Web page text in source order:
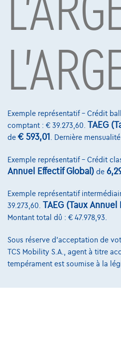
SsangYong XLV
45.815 km | 11/2023
avec
mensualité de€5.120,37
Exemple représentatif – Crédit
comptant : € 39.273,60. TAEG
de € 593,01 . Dernière
Exemple représentatif – Crédit
Annuel Effectif Global) de
Exemple représentatif
39.273,60.
TAEG (Taux
Montant total dû : € 47.978,93.
Sous réserve d'acceptation de
TCS Mobility S.A., agent à titre
tempérament est soumise à la